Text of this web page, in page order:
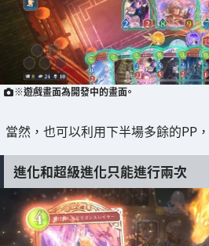
※遊戲畫面為開發中的畫面。
當然，也可以利用下半場多餘的PP
進化和超級進化只能進行兩次